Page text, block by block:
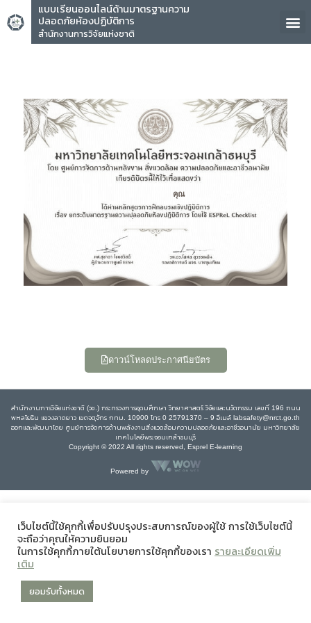
แบบเรียนออนไลน์ด้านมาตรฐานความ
ปลอดภัยห้องปฏิบัติการ
สำนักงานการวิจัยแห่งชาติ
คุณ
ดาวน์โหลดประกาศนียบัตร
สำนักงานการวิจัยแห่งชาติ (วช.) กระทรวงการอุดมศึกษา วิทยาศาสตร์ วิจัยและนวัตกรรม เลขที่ 196 ถนน
พหลโยธิน แขวงลาดยาว เขตจตุจักร กทม. 10900 โทร 0 25791370 – 9 อีเมล์ labsafety@nrct.go.th
ออกและพัฒนาโดย ศูนย์การจัดการด้านพลังงานสิ่งแวดล้อมความปลอดภัยและอาชีวอนามัย มหาวิทยาลัย
เทคโนโลยีพระจอมเกล้าธนบุรี
Copyright © 2022 All rights reserved, Esprel E-learning
Powered by
เว็บไซต์นี้ใช้คุกกี้เพื่อปรับปรุงประสบการณ์ของผู้ใช้ การใช้เว็บไซต์นี้
จะถือว่าคุณให้ความยินยอม
ในการใช้คุกกี้ภายใต้นโยบายการใช้คุกกี้ของเรา รายละเอียดเพิ่ม
เติม
ยอมรับทั้งหมด